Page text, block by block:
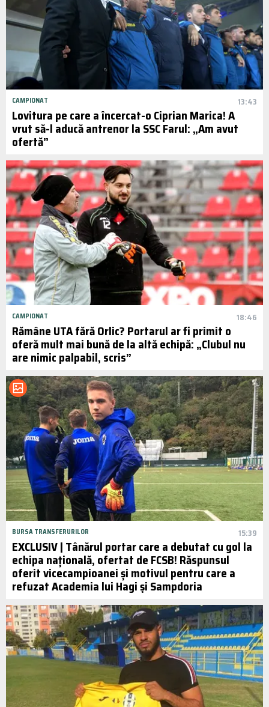
CAMPIONAT 13:43
Lovitura pe care a încercat-o Ciprian Marica! A
vrut să-l aducă antrenor la SSC Farul: „Am avut
ofertă”
CAMPIONAT 18:46
Rămâne UTA fără Orlic? Portarul ar fi primit o
oferă mult mai bună de la altă echipă: „Clubul nu
are nimic palpabil, scris”
BURSA TRANSFERURILOR 15:39
EXCLUSIV | Tânărul portar care a debutat cu gol la
echipa națională, ofertat de FCSB! Răspunsul
oferit vicecampioanei și motivul pentru care a
refuzat Academia lui Hagi și Sampdoria